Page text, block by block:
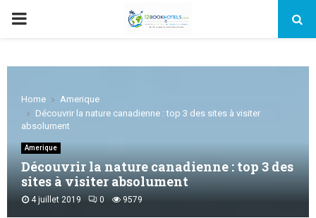
PRIMARY
Home
Amerique
Découvrir la nature canadienne : top 3 des sites à visiter
absolument
Amerique
Découvrir la nature canadienne : top 3 des
sites à visiter absolument
4 juillet 2019 0 9579